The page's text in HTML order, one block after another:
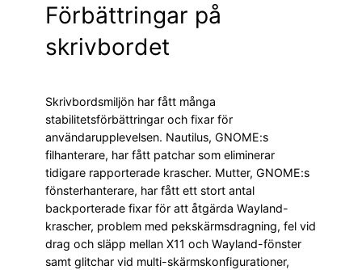
Förbättringar på
skrivbordet
Skrivbordsmiljön har fått många
stabilitetsförbättringar och fixar för
användarupplevelsen. Nautilus, GNOME:s
filhanterare, har fått patchar som eliminerar
tidigare rapporterade krascher. Mutter, GNOME:s
fönsterhanterare, har fått ett stort antal
backporterade fixar för att åtgärda Wayland-
krascher, problem med pekskärmsdragning, fel vid
drag och släpp mellan X11 och Wayland-fönster
samt glitchar vid multi-skärmskonfigurationer,